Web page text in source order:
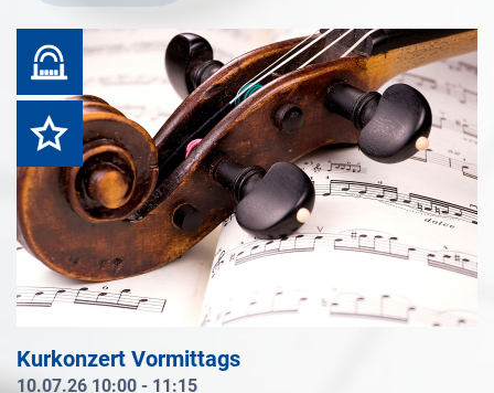
Prinzregent Luitpold Saal
Highlight
Kurkonzert Vormittags
10.07.26 10:00 - 11:15